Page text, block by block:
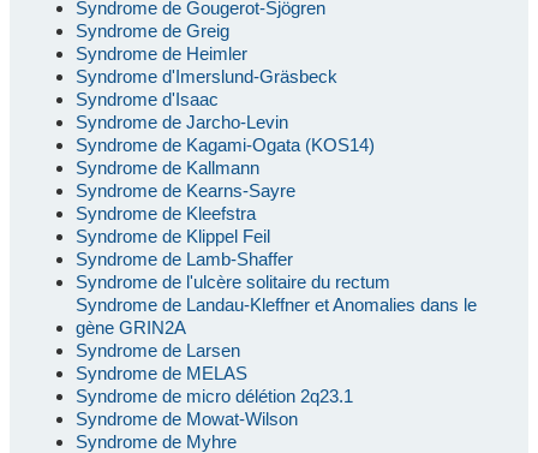
Syndrome de Gougerot-Sjögren
Syndrome de Greig
Syndrome de Heimler
Syndrome d'Imerslund-Gräsbeck
Syndrome d'Isaac
Syndrome de Jarcho-Levin
Syndrome de Kagami-Ogata (KOS14)
Syndrome de Kallmann
Syndrome de Kearns-Sayre
Syndrome de Kleefstra
Syndrome de Klippel Feil
Syndrome de Lamb-Shaffer
Syndrome de l'ulcère solitaire du rectum
Syndrome de Landau-Kleffner et Anomalies dans le
gène GRIN2A
Syndrome de Larsen
Syndrome de MELAS
Syndrome de micro délétion 2q23.1
Syndrome de Mowat-Wilson
Syndrome de Myhre